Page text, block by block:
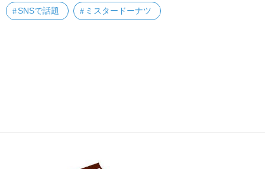
SNSで話題 ミスタードーナツ